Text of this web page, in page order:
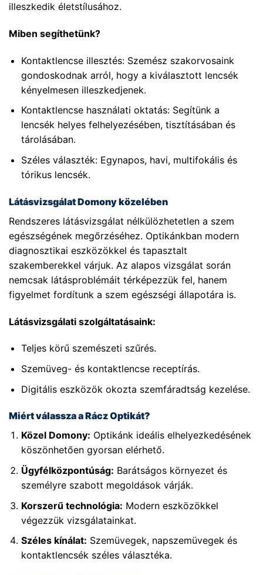
illeszkedik életstílusához.
Miben segíthetünk?
Kontaktlencse illesztés: Szemész szakorvosaink
gondoskodnak arról, hogy a kiválasztott lencsék
kényelmesen illeszkedjenek.
Kontaktlencse használati oktatás: Segítünk a
lencsék helyes felhelyezésében, tisztításában és
tárolásában.
Széles választék: Egynapos, havi, multifokális és
tórikus lencsék.
Látásvizsgálat Domony közelében
Rendszeres látásvizsgálat nélkülözhetetlen a szem
egészségének megőrzéséhez. Optikánkban modern
diagnosztikai eszközökkel és tapasztalt
szakemberekkel várjuk. Az alapos vizsgálat során
nemcsak látásproblémáit térképezzük fel, hanem
figyelmet fordítunk a szem egészségi állapotára is.
Látásvizsgálati szolgáltatásaink:
Teljes körű szemészeti szűrés.
Szemüveg- és kontaktlencse receptírás.
Digitális eszközök okozta szemfáradtság kezelése.
Miért válassza a Rácz Optikát?
Közel Domony: Optikánk ideális elhelyezkedésének
köszönhetően gyorsan elérhető.
Ügyfélközpontúság: Barátságos környezet és
személyre szabott megoldások várják.
Korszerű technológia: Modern eszközökkel
végezzük vizsgálatainkat.
Széles kínálat: Szemüvegek, napszemüvegek és
kontaktlencsék széles választéka.